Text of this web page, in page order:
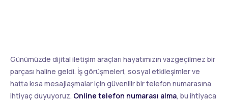
Günümüzde dijital iletişim araçları hayatımızın vazgeçilmez bir
parçası haline geldi. İş görüşmeleri, sosyal etkileşimler ve
hatta kısa mesajlaşmalar için güvenilir bir telefon numarasına
ihtiyaç duyuyoruz. Online telefon numarası alma, bu ihtiyaca